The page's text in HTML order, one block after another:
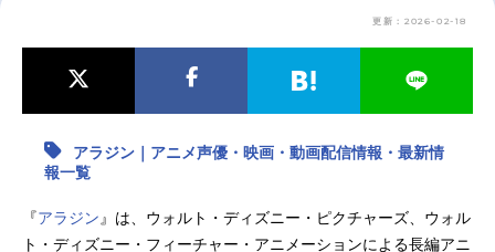
最新記事一覧
アニメ記事一覧 声優記事一覧
更新：2026-02-18
アラジン｜アニメ声優・映画・動画配信情報・最新情
報一覧
『アラジン 』は、ウォルト・ディズニー・ピクチャーズ、ウォル
ト・ディズニー・フィーチャー・アニメーションによる長編アニ